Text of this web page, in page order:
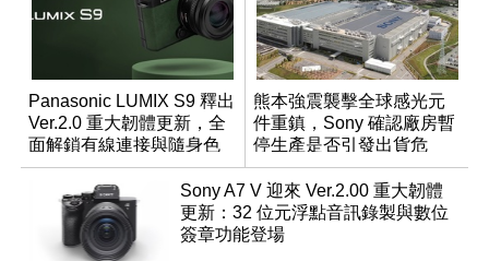
Panasonic LUMIX S9 釋出
Ver.2.0 重大韌體更新，全
面解鎖有線連接與隨身色
調編輯
熊本強震襲擊全球感光元
件重鎮，Sony 確認廠房暫
停生產是否引發出貨危
機？
Sony A7 V 迎來 Ver.2.00 重大韌體
更新：32 位元浮點音訊錄製與數位
簽章功能登場